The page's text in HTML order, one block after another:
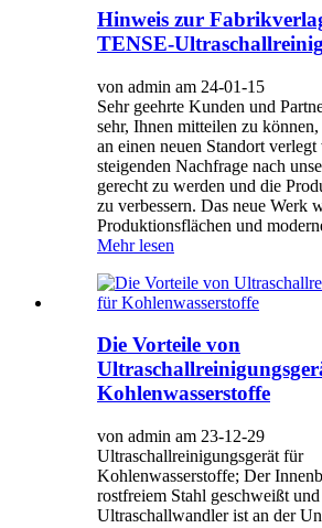
Hinweis zur
TENSE-
von admin am 24-01-15
Sehr geehrte Kunden und
sehr, Ihnen mitteilen zu können,
an einen neuen Standort
steigenden Nachfrage nach
gerecht zu werden und die
zu verbessern. Das neue Werk
Produktionsflächen und
Mehr lesen
Die Vorteile von
Kohlenwasserstoffe
von admin am 23-12-29
Ultraschallreinigungsgerät für
Kohlenwasserstoffe; Der
rostfreiem Stahl geschweißt
Ultraschallwandler ist an der